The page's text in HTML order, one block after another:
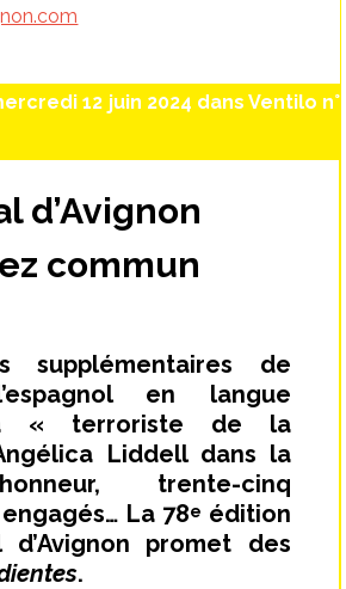
12 juin 2024 dans Ventilo n°
d’Avignon
commun
supplémentaires de
en langue
« terroriste de la
Liddell dans la
trente-cinq
La 78e édition
d’Avignon promet des
.